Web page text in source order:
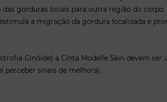
gorduras locais para outra região do
a migração da gordura localizada e
Ginóide) a Cinta Modelle Skin devem
perceber sinais de melhora).